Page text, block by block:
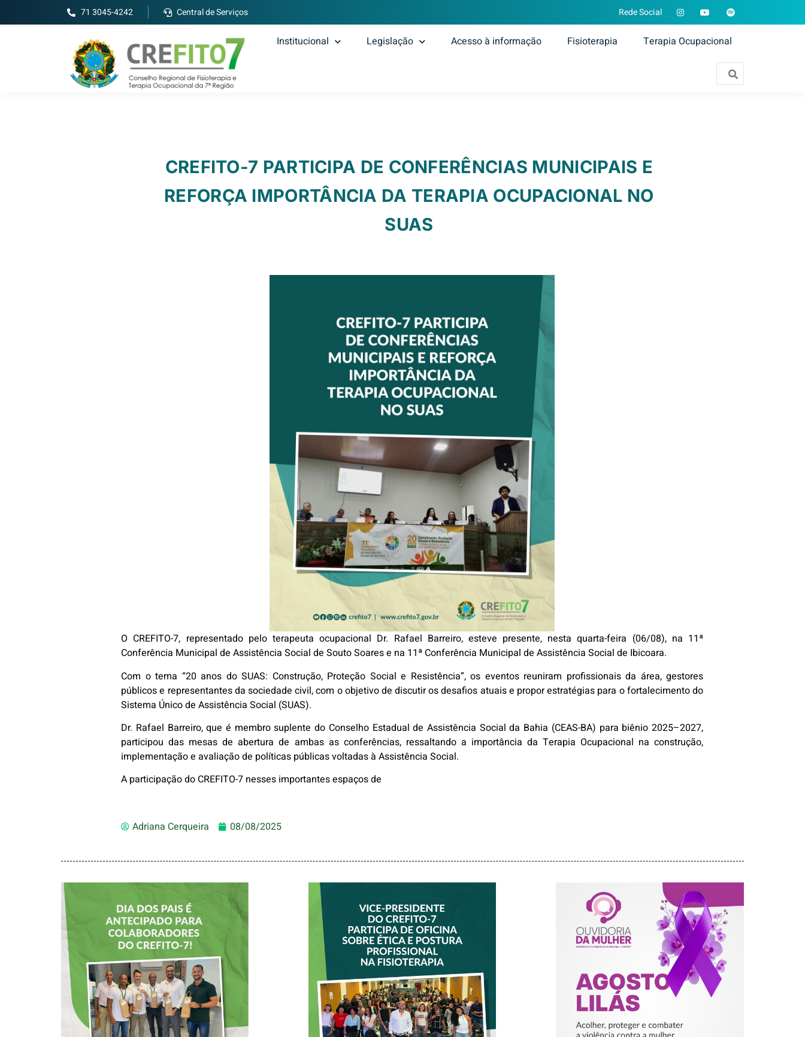
71 3045-4242 Central de Serviços Rede Social
Institucional Legislação Acesso à informação Fisioterapia Terapia Ocupacional
CREFITO-7 PARTICIPA DE CONFERÊNCIAS MUNICIPAIS E
REFORÇA IMPORTÂNCIA DA TERAPIA OCUPACIONAL NO
SUAS
O CREFITO-7, representado pelo terapeuta ocupacional Dr. Rafael Barreiro, esteve presente, nesta quarta-feira (06/08), na 11ª
Conferência Municipal de Assistência Social de Souto Soares e na 11ª Conferência Municipal de Assistência Social de Ibicoara.
Com o tema “20 anos do SUAS: Construção, Proteção Social e Resistência”, os eventos reuniram profissionais da área, gestores
públicos e representantes da sociedade civil, com o objetivo de discutir os desafios atuais e propor estratégias para o fortalecimento do
Sistema Único de Assistência Social (SUAS).
Dr. Rafael Barreiro, que é membro suplente do Conselho Estadual de Assistência Social da Bahia (CEAS-BA) para biênio 2025–2027,
participou das mesas de abertura de ambas as conferências, ressaltando a importância da Terapia Ocupacional na construção,
implementação e avaliação de políticas públicas voltadas à Assistência Social.
A participação do CREFITO-7 nesses importantes espaços de
Adriana Cerqueira 08/08/2025
DIA DOS PAIS É
ANTECIPADO
PARA
COLABORADORES
DO CREFITO-7
VICE-PRESIDENTE
DO CREFITO-7
PARTICIPA DE
OFICINA SOBRE
ÉTICA E POSTURA
PROFISSIONAL NA
FISIOTERAPIA
AGOSTO LILÁS –
ACOLHER,
PROTEGER E
COMBATER A
VIOLÊNCIA
CONTRA A
MULHER